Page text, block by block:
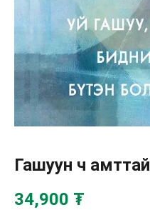
Гашуун ч амттай
34,900 ₮